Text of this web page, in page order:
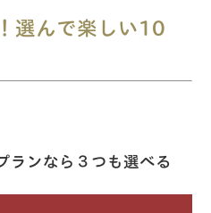
選んで楽しい10
ランなら３つも選べる